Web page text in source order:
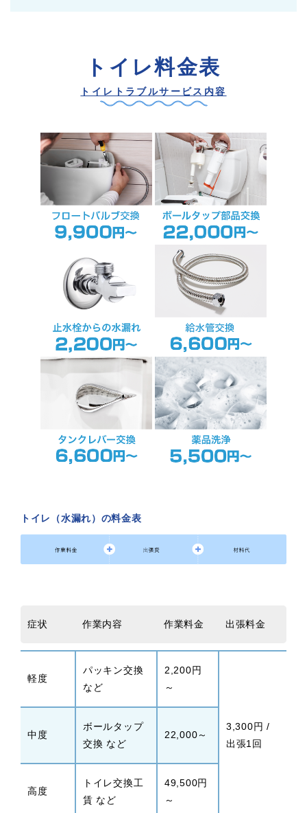
トイレ料金表
トイレトラブルサービス内容
トイレ（水漏れ）の料金表
症状 作業内容 作業料金 出張料金
軽度
パッキン交換
など
2,200円
～
3,300円 /
出張1回
中度
ボールタップ
交換 など
22,000～
高度
トイレ交換工
賃 など
49,500円
～